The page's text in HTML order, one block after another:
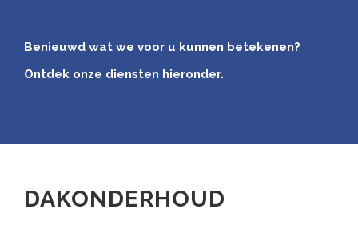
Benieuwd wat we voor u kunnen betekenen?
Ontdek onze diensten hieronder.
DAKONDERHOUD